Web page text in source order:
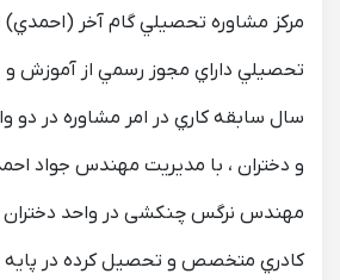
مركز مشاوره تحصیلي گام آخر (احمدي)
سال سابقه كاري در امر مشاوره در دو
و دختران ، با مدیریت مهندس جواد
مهندس نرگس چنکشی در واحد دختران
كادري متخصص و تحصیل كرده در